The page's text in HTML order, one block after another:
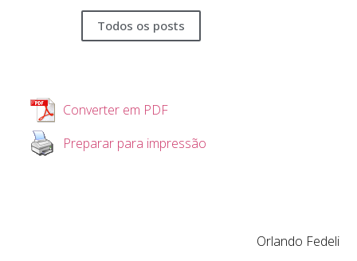
Todos os posts
Converter em PDF
Preparar para impressão
Orlando Fedeli